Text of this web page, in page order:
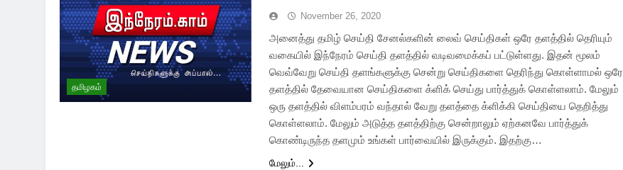
தமிழகம்
November 26, 2020
அனைத்து தமிழ் செய்தி சேனல்களின் லைவ் செய்திகள் ஒரே தளத்தில் தெரியும்
வகையில் இந்நேரம் செய்தி தளத்தில் வடிவமைக்கப் பட்டுள்ளது. இதன் மூலம்
வெவ்வேறு செய்தி தளங்களுக்கு சென்று செய்திகளை தெரிந்து கொள்ளாமல் ஒரே
தளத்தில் தேவையான செய்திகளை க்ளிக் செய்து பார்த்துக் கொள்ளலாம். மேலும்
ஒரு தளத்தில் விளம்பரம் வந்தால் வேறு தளத்தை க்ளிக்கி செய்தியை தெறித்து
கொள்ளலாம். மேலும் அடுத்த தளத்திற்கு சென்றாலும் ஏற்கனவே பார்த்துக்
கொண்டிருந்த தளமும் உங்கள் பார்வையில் இருக்கும். இதற்கு…
மேலும்...